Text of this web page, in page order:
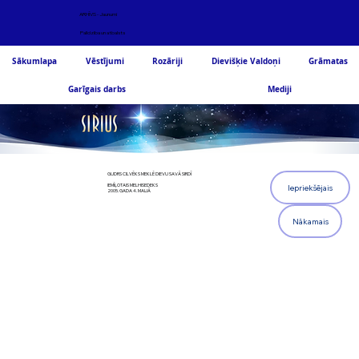
Palīdzība un atbalsts
ARHĪVS - Jaunumi
GUDRS CILVĒKS MEKLĒ DIEVU SAVĀ SIRDĪ
IEMĪĻOTAIS MELHISEDEKS
2005. GADA 4. MAIJĀ
Iepriekšējais
Nākamais
Sākumlapa Vēstījumi Rozāriji Dievišķie Valdoņi Grāmatas
Garīgais darbs Mediji